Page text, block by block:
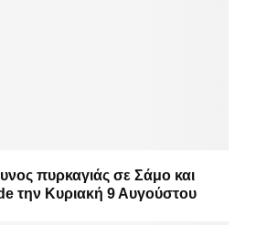
πυρκαγιάς σε Σάμο και
την Κυριακή 9 Αυγούστου